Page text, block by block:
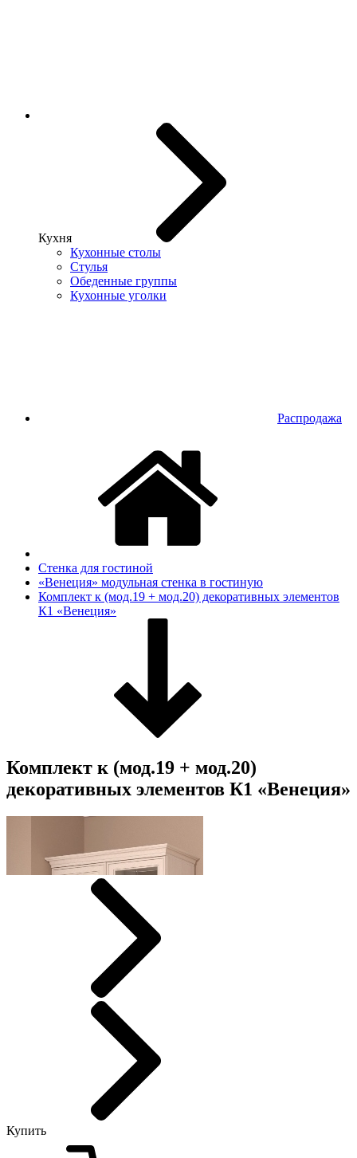
Кухня
Кухонные столы
Стулья
Обеденные группы
Кухонные уголки
Распродажа
Стенка для гостиной
«Венеция» модульная стенка в гостиную
Комплект к (мод.19 + мод.20) декоративных элементов
К1 «Венеция»
Комплект к (мод.19 + мод.20)
декоративных элементов К1 «Венеция»
Купить